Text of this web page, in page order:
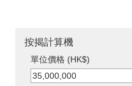
按揭計算機
單位價格 (HK$)